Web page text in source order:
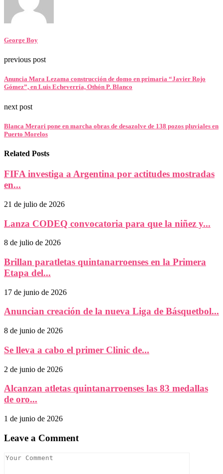
George Boy
previous post
Anuncia Mara Lezama construcción de domo en primaria “Javier Rojo
Gómez”, en Luis Echeverría, Othón P. Blanco
next post
Blanca Merari pone en marcha obras de desazolve de 138 pozos pluviales en
Puerto Morelos
Related Posts
FIFA investiga a Argentina por actitudes mostradas
en...
21 de julio de 2026
Lanza CODEQ convocatoria para que la niñez y...
8 de julio de 2026
Brillan paratletas quintanarroenses en la Primera
Etapa del...
17 de junio de 2026
Anuncian creación de la nueva Liga de Básquetbol...
8 de junio de 2026
Se lleva a cabo el primer Clinic de...
2 de junio de 2026
Alcanzan atletas quintanarroenses las 83 medallas
de oro...
1 de junio de 2026
Leave a Comment